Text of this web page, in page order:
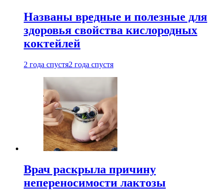
Названы вредные и полезные для
здоровья свойства кислородных
коктейлей
2 года спустя2 года спустя
Врач раскрыла причину
непереносимости лактозы